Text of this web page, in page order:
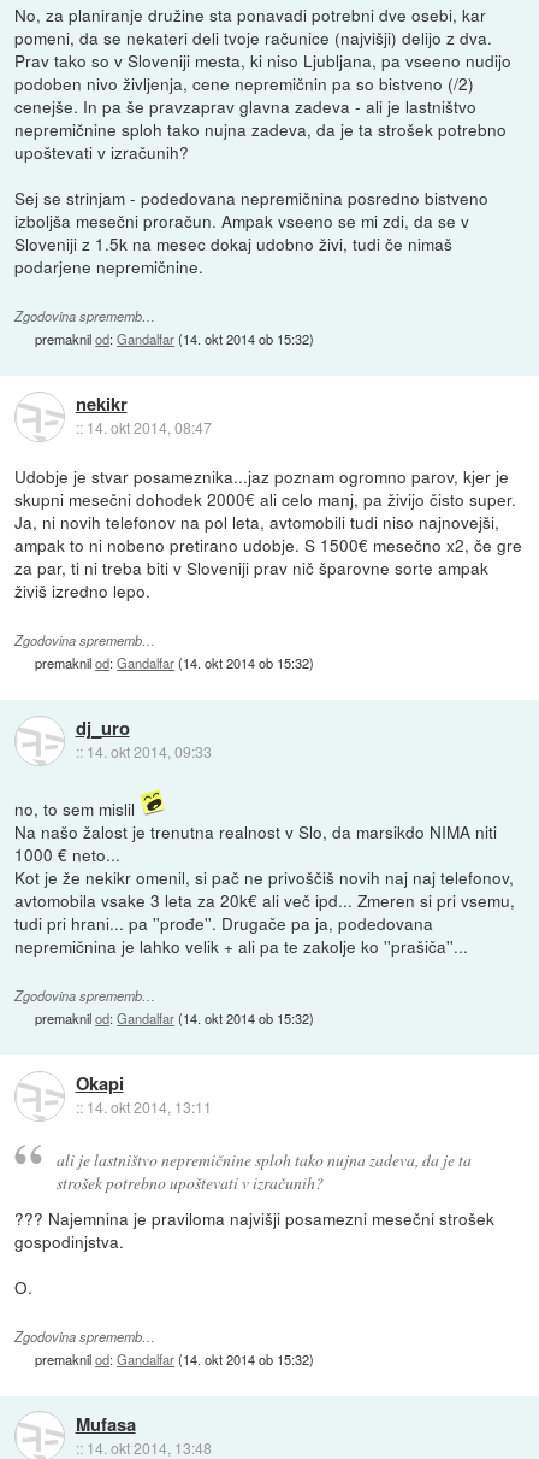
No, za planiranje družine sta ponavadi potrebni dve osebi, kar
pomeni, da se nekateri deli tvoje računice (najvišji) delijo z dva.
Prav tako so v Sloveniji mesta, ki niso Ljubljana, pa vseeno nudijo
podoben nivo življenja, cene nepremičnin pa so bistveno (/2)
cenejše. In pa še pravzaprav glavna zadeva - ali je lastništvo
nepremičnine sploh tako nujna zadeva, da je ta strošek potrebno
upoštevati v izračunih?
Sej se strinjam - podedovana nepremičnina posredno bistveno
izboljša mesečni proračun. Ampak vseeno se mi zdi, da se v
Sloveniji z 1.5k na mesec dokaj udobno živi, tudi če nimaš
podarjene nepremičnine.
Zgodovina sprememb…
premaknilod:Gandalfar(14. okt 2014 ob 15:32)
nekikr
:: 14. okt 2014, 08:47
Udobje je stvar posameznika...jaz poznam ogromno parov, kjer je
skupni mesečni dohodek 2000€ ali celo manj, pa živijo čisto super.
Ja, ni novih telefonov na pol leta, avtomobili tudi niso najnovejši,
ampak to ni nobeno pretirano udobje. S 1500€ mesečno x2, če gre
za par, ti ni treba biti v Sloveniji prav nič šparovne sorte ampak
živiš izredno lepo.
Zgodovina sprememb…
premaknilod:Gandalfar(14. okt 2014 ob 15:32)
dj_uro
:: 14. okt 2014, 09:33
no, to sem mislil
Na našo žalost je trenutna realnost v Slo, da marsikdo NIMA niti
1000 € neto...
Kot je že nekikr omenil, si pač ne privoščiš novih naj naj telefonov,
avtomobila vsake 3 leta za 20k€ ali več ipd... Zmeren si pri vsemu,
tudi pri hrani... pa ''prođe''. Drugače pa ja, podedovana
nepremičnina je lahko velik + ali pa te zakolje ko ''prašiča''...
Zgodovina sprememb…
premaknilod:Gandalfar(14. okt 2014 ob 15:32)
Okapi
:: 14. okt 2014, 13:11
ali je lastništvo nepremičnine sploh tako nujna zadeva, da je ta
strošek potrebno upoštevati v izračunih?
??? Najemnina je praviloma najvišji posamezni mesečni strošek
gospodinjstva.
O.
Zgodovina sprememb…
premaknilod:Gandalfar(14. okt 2014 ob 15:32)
Mufasa
:: 14. okt 2014, 13:48